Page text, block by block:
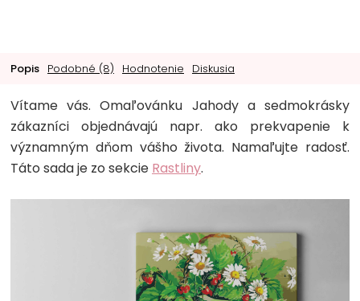
Popis Podobné (8) Hodnotenie Diskusia
Vítame vás. Omaľovánku Jahody a sedmokrásky
zákazníci objednávajú napr. ako prekvapenie k
významným dňom vášho života. Namaľujte radosť.
Táto sada je zo sekcie Rastliny.